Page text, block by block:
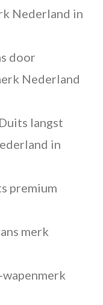
Nederland in
door
Nederland
langst
in
premium
merk
wapenmerk